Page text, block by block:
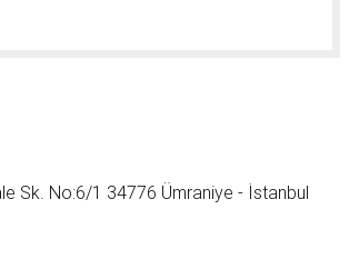
Sk. No:6/1 34776 Ümraniye - İstanbul